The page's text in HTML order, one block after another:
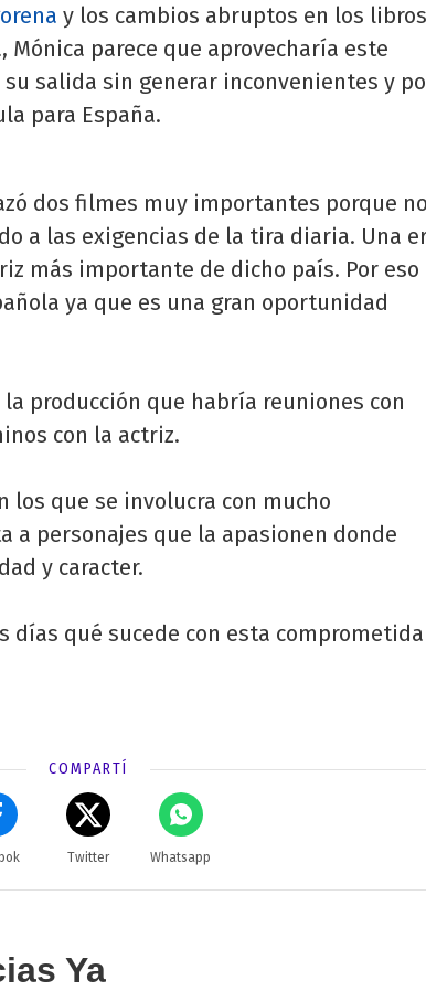
y los cambios abruptos en los
parece que aprovecharía este
salida sin generar inconvenientes y
para España.
dos filmes muy importantes porque
a las exigencias de la tira diaria. Una
más importante de dicho país. Por eso
ya que es una gran oportunidad
producción que habría reuniones con
con la actriz.
los que se involucra con mucho
a personajes que la apasionen donde
y caracter.
días qué sucede con esta comprometida
COMPARTÍ
Twitter Whatsapp
Ya